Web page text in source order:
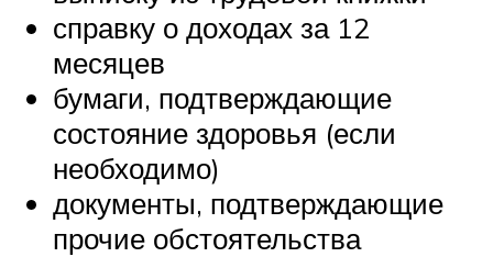
справку о доходах за 12
месяцев
бумаги, подтверждающие
состояние здоровья (если
необходимо)
документы, подтверждающие
прочие обстоятельства